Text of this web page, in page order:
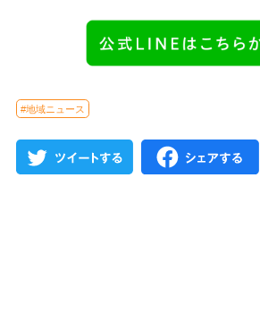
#地域ニュース